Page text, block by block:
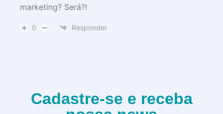
marketing? Será?!
0 Responder
Cadastre-se e receba